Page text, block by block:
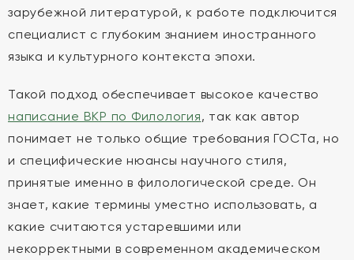
зарубежной литературой, к работе подключится
специалист с глубоким знанием иностранного
языка и культурного контекста эпохи.
Такой подход обеспечивает высокое качество
написание ВКР по Филология, так как автор
понимает не только общие требования ГОСТа, но
и специфические нюансы научного стиля,
принятые именно в филологической среде. Он
знает, какие термины уместно использовать, а
какие считаются устаревшими или
некорректными в современном академическом